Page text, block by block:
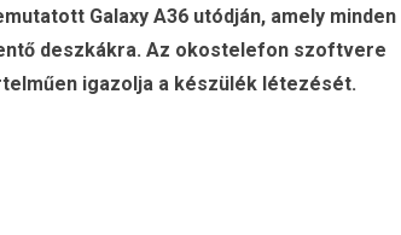
Galaxy A36 utódján, amely minden
deszkákra. Az okostelefon szoftvere
igazolja a készülék létezését.